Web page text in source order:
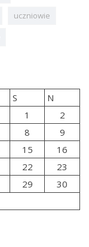
uczniowie
S
N
1
2
8
9
15
16
22
23
29
30